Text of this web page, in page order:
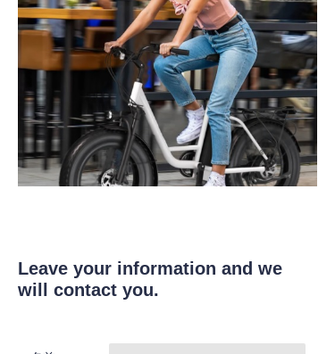
Leave your information and we
will contact you.